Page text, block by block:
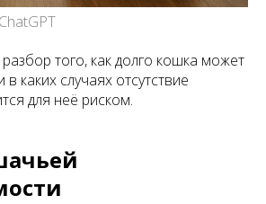
того, как долго кошка может
каких случаях отсутствие
для неё риском.